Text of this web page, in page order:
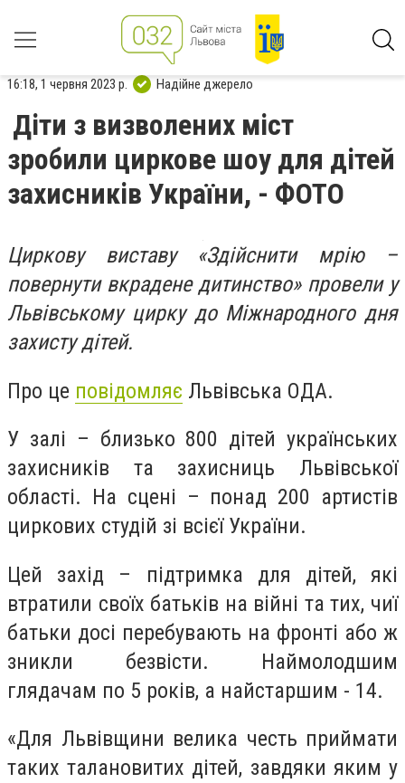
16:18, 1 червня 2023 р. Надійне джерело
Діти з визволених міст
зробили циркове шоу для дітей
захисників України, - ФОТО
Циркову виставу «Здійснити мрію –
повернути вкрадене дитинство» провели у
Львівському цирку до Міжнародного дня
захисту дітей.
Про це повідомляє Львівська ОДА.
У залі – близько 800 дітей українських
захисників та захисниць Львівської
області. На сцені – понад 200 артистів
циркових студій зі всієї України.
Цей захід – підтримка для дітей, які
втратили своїх батьків на війні та тих, чиї
батьки досі перебувають на фронті або ж
зникли безвісти. Наймолодшим
глядачам по 5 років, а найстаршим - 14.
«Для Львівщини велика честь приймати
таких талановитих дітей, завдяки яким у